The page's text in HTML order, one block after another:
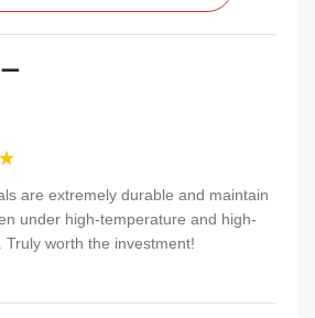
are extremely durable and maintain
under high-temperature and high-
Truly worth the investment!